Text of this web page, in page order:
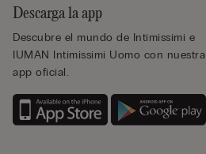
Descarga la app
Descubre el mundo de Intimissimi e
IUMAN Intimissimi Uomo con nuestra
app oficial.